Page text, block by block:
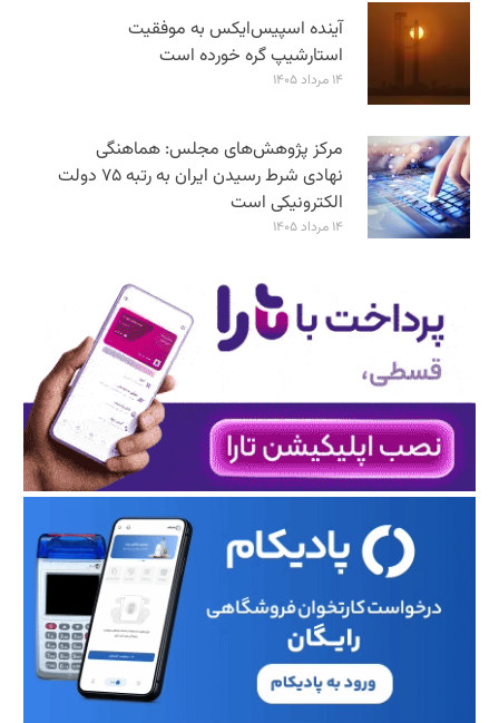
آینده اسپیس‌ایکس به موفقیت
استارشیپ گره خورده است
۱۴ مرداد ۱۴۰۵
مرکز پژوهش‌های مجلس: هماهنگی
نهادی شرط رسیدن ایران به رتبه ۷۵ دولت
الکترونیکی است
۱۴ مرداد ۱۴۰۵